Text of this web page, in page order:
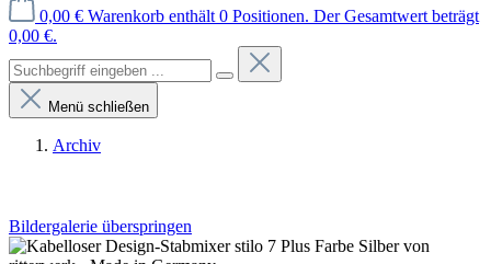
0,00 € Warenkorb enthält 0 Positionen. Der Gesamtwert beträgt
0,00 €.
Menü schließen
Archiv
Bildergalerie überspringen